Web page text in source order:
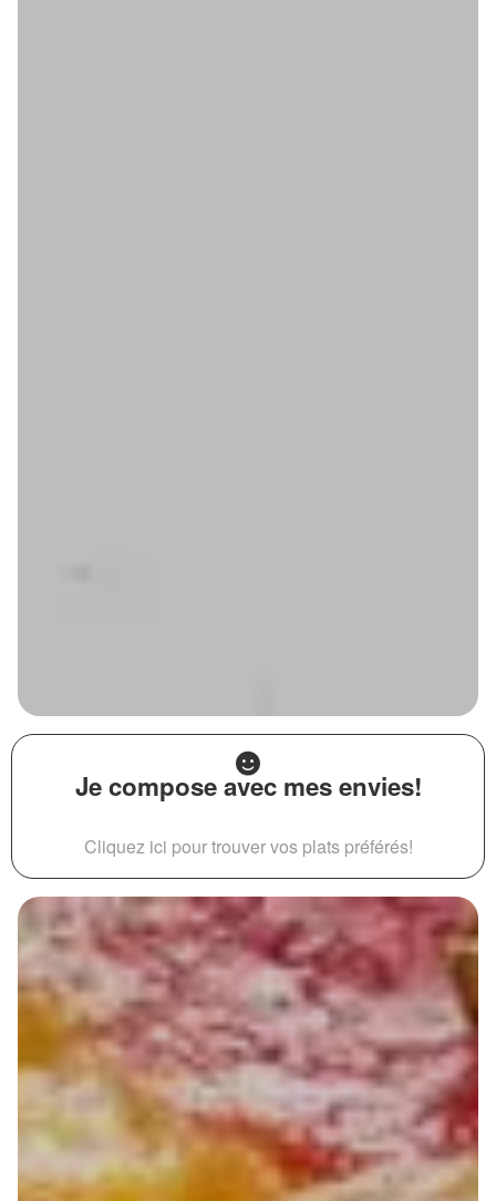
Je compose avec mes envies!
Cliquez ici pour trouver vos plats préférés!